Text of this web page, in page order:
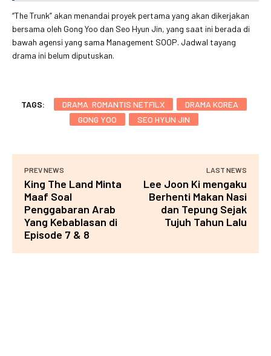
“The Trunk” akan menandai proyek pertama yang akan dikerjakan
bersama oleh Gong Yoo dan Seo Hyun Jin, yang saat ini berada di
bawah agensi yang sama Management SOOP. Jadwal tayang
drama ini belum diputuskan.
TAGS: DRAMA ROMANTIS NETFILX
DRAMA KOREA
GONG YOO
SEO HYUN JIN
PREV NEWS
King The Land Minta
Maaf Soal
Penggabaran Arab
Yang Kebablasan di
Episode 7 & 8
LAST NEWS
Lee Joon Ki mengaku
Berhenti Makan Nasi
dan Tepung Sejak
Tujuh Tahun Lalu